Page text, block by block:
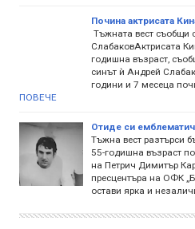
Почина актрисата
Тъжната вест съобщи
СлабаковАктрисата
годишна възраст,
синът ѝ Андрей
години и 7 месеца
ПОВЕЧЕ
Отиде си
Тъжна вест разтърси
55-годишна възраст
на Петрич Димитър
пресцентъра на ОФК
остави ярка и